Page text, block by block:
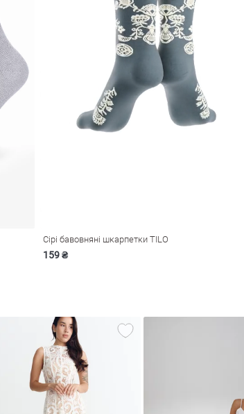
Сірі бавовняні шкарпетки TILO
159 ₴